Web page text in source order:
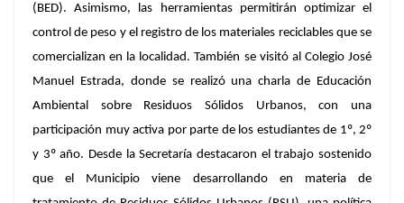
(BED). Asimismo, las herramientas permitirán optimizar el
control de peso y el registro de los materiales reciclables que se
comercializan en la localidad. También se visitó al Colegio José
Manuel Estrada, donde se realizó una charla de Educación
Ambiental sobre Residuos Sólidos Urbanos, con una
participación muy activa por parte de los estudiantes de 1º, 2º
y 3º año. Desde la Secretaría destacaron el trabajo sostenido
que el Municipio viene desarrollando en materia de